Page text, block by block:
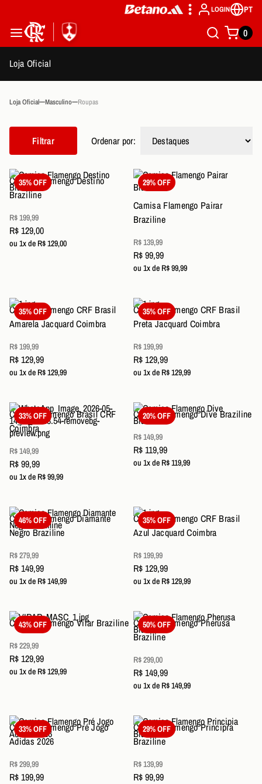
LOGIN PT
0
Loja Oficial
Loja Oficial Masculino Roupas
Filtrar Ordenar por:
35% OFF
Camisa Flamengo Destino
Braziline
R$ 199,99
R$ 129,00
ou 1x de R$ 129,00
29% OFF
Camisa Flamengo Pairar
Braziline
R$ 139,99
R$ 99,99
ou 1x de R$ 99,99
35% OFF
Camisa Flamengo CRF Brasil
Amarela Jacquard Coimbra
R$ 199,99
R$ 129,99
ou 1x de R$ 129,99
35% OFF
Camisa Flamengo CRF Brasil
Preta Jacquard Coimbra
R$ 199,99
R$ 129,99
ou 1x de R$ 129,99
33% OFF
Camisa Flamengo Brasil CRF
Coimbra
R$ 149,99
R$ 99,99
ou 1x de R$ 99,99
20% OFF
Camisa Flamengo Dive Braziline
R$ 149,99
R$ 119,99
ou 1x de R$ 119,99
46% OFF
Camisa Flamengo Diamante
Negro Braziline
R$ 279,99
R$ 149,99
ou 1x de R$ 149,99
35% OFF
Camisa Flamengo CRF Brasil
Azul Jacquard Coimbra
R$ 199,99
R$ 129,99
ou 1x de R$ 129,99
43% OFF
Camisa Flamengo Virar Braziline
R$ 229,99
R$ 129,99
ou 1x de R$ 129,99
50% OFF
Camisa Flamengo Pherusa
Braziline
R$ 299,00
R$ 149,99
ou 1x de R$ 149,99
33% OFF
Camisa Flamengo Pré Jogo
Adidas 2026
R$ 299,99
R$ 199,99
29% OFF
Camisa Flamengo Principia
Braziline
R$ 139,99
R$ 99,99